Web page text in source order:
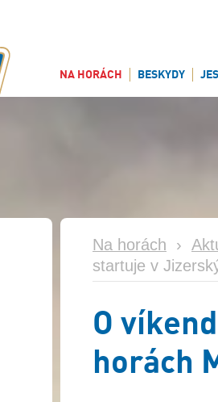
NA HORÁCH BESKYDY
Na horách ›
startuje v
O
horách